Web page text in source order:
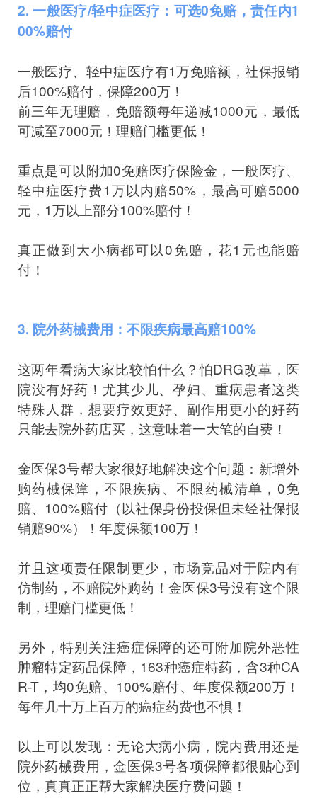
2. 一般医疗/轻中症医疗：可选0免赔，责任内1
00%赔付
一般医疗、轻中症医疗有1万免赔额，社保报销
后100%赔付，保障200万！
前三年无理赔，免赔额每年递减1000元，最低
可减至7000元！理赔门槛更低！
重点是可以附加0免赔医疗保险金，一般医疗、
轻中症医疗费1万以内赔50%，最高可赔5000
元，1万以上部分100%赔付！
真正做到大小病都可以0免赔，花1元也能赔
付！
3. 院外药械费用：不限疾病最高赔100%
这两年看病大家比较怕什么？怕DRG改革，医
院没有好药！尤其少儿、孕妇、重病患者这类
特殊人群，想要疗效更好、副作用更小的好药
只能去院外药店买，这意味着一大笔的自费！
金医保3号帮大家很好地解决这个问题：新增外
购药械保障，不限疾病、不限药械清单，0免
赔、100%赔付（以社保身份投保但未经社保报
销赔90%）！年度保额100万！
并且这项责任限制更少，市场竞品对于院内有
仿制药，不赔院外购药！金医保3号没有这个限
制，理赔门槛更低！
另外，特别关注癌症保障的还可附加院外恶性
肿瘤特定药品保障，163种癌症特药，含3种CA
R-T，均0免赔、100%赔付、年度保额200万！
每年几十万上百万的癌症药费也不惧！
以上可以发现：无论大病小病，院内费用还是
院外药械费用，金医保3号各项保障都很贴心到
位，真真正正帮大家解决医疗费问题！